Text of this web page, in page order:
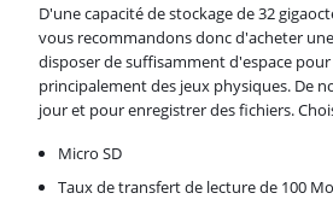
D'une capacité de stockage de 32
vous recommandons donc d'acheter
disposer de suffisamment d'espace
principalement des jeux physiques. De
jour et pour enregistrer des fichiers.
Micro SD
Taux de transfert de lecture de 100